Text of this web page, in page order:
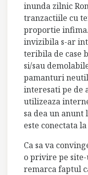
inunda zilnic
tranzactiile cu
proportie
invizibila s-ar
teribila de case
si/sau
pamanturi
interesati pe de
utilizeaza
sa dea un anunt
este conectata
Ca sa va
o privire pe
remarca faptul